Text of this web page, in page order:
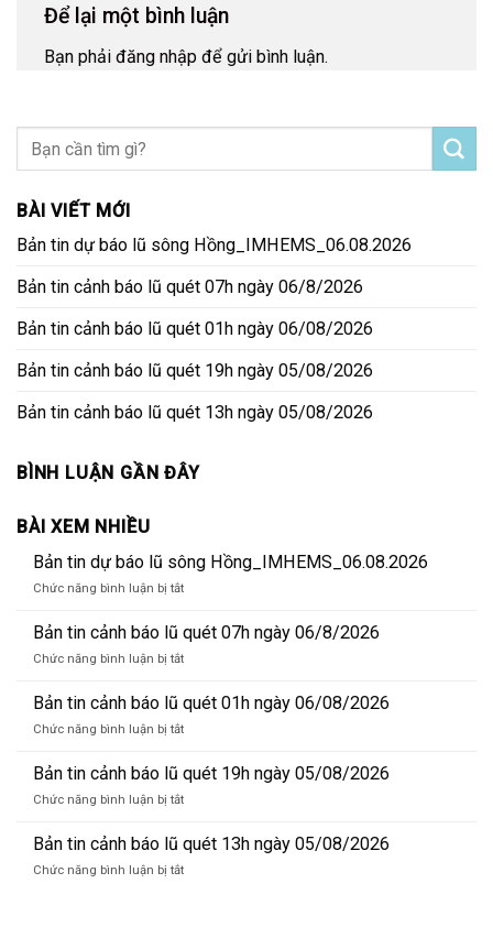
Để lại một bình luận
Bạn phải đăng nhập để gửi bình luận.
BÀI VIẾT MỚI
Bản tin dự báo lũ sông Hồng_IMHEMS_06.08.2026
Bản tin cảnh báo lũ quét 07h ngày 06/8/2026
Bản tin cảnh báo lũ quét 01h ngày 06/08/2026
Bản tin cảnh báo lũ quét 19h ngày 05/08/2026
Bản tin cảnh báo lũ quét 13h ngày 05/08/2026
BÌNH LUẬN GẦN ĐÂY
BÀI XEM NHIỀU
Bản tin dự báo lũ sông Hồng_IMHEMS_06.08.2026
Chức năng bình luận bị tắtở
tin
báo
sông
Hồng_IMHEMS_06.08.2026
Bản tin cảnh báo lũ quét 07h ngày 06/8/2026
Chức năng bình luận bị tắtở
tin
báo
quét
07h
06/8/2026
Bản tin cảnh báo lũ quét 01h ngày 06/08/2026
Chức năng bình luận bị tắtở
tin
báo
quét
01h
Bản tin cảnh báo lũ quét 19h ngày 05/08/2026
Chức năng bình luận bị tắtở
tin
báo
Bản tin cảnh báo lũ quét 13h ngày 05/08/2026
Chức năng bình luận bị tắtở